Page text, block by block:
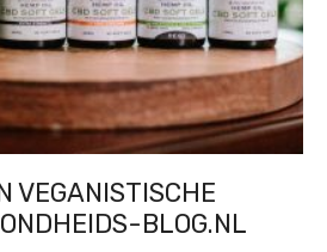
VEGANISTISCHE
BLOG.NL